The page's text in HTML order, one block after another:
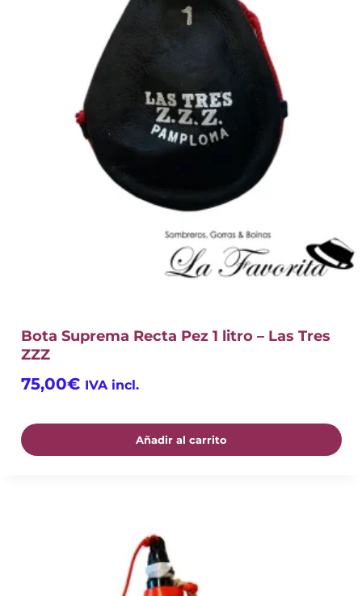
Bota Suprema Recta Pez 1 litro – Las Tres
ZZZ
75,00€ IVA incl.
Añadir al carrito